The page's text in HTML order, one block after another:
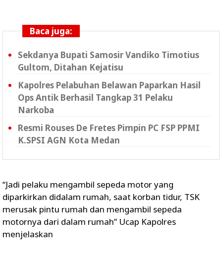
Baca juga:
Sekdanya Bupati Samosir Vandiko Timotius
Gultom, Ditahan Kejatisu
Kapolres Pelabuhan Belawan Paparkan Hasil
Ops Antik Berhasil Tangkap 31 Pelaku
Narkoba
Resmi Rouses De Fretes Pimpin PC FSP PPMI
K.SPSI AGN Kota Medan
“Jadi pelaku mengambil sepeda motor yang
diparkirkan didalam rumah, saat korban tidur, TSK
merusak pintu rumah dan mengambil sepeda
motornya dari dalam rumah” Ucap Kapolres
menjelaskan